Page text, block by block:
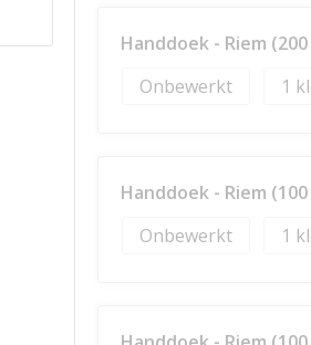
Handdoek - Riem
Onbewerkt
1
Handdoek - Riem
Onbewerkt
1